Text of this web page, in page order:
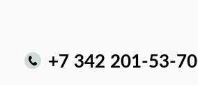
+7 342 201-53-70